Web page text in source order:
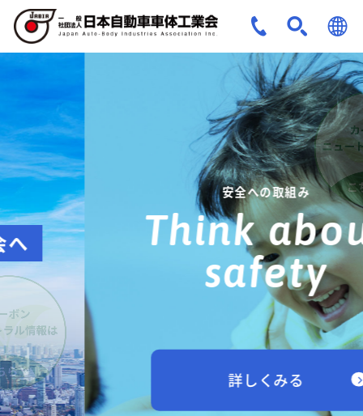
JPN
ENG
安全への取組み
Think about
safety